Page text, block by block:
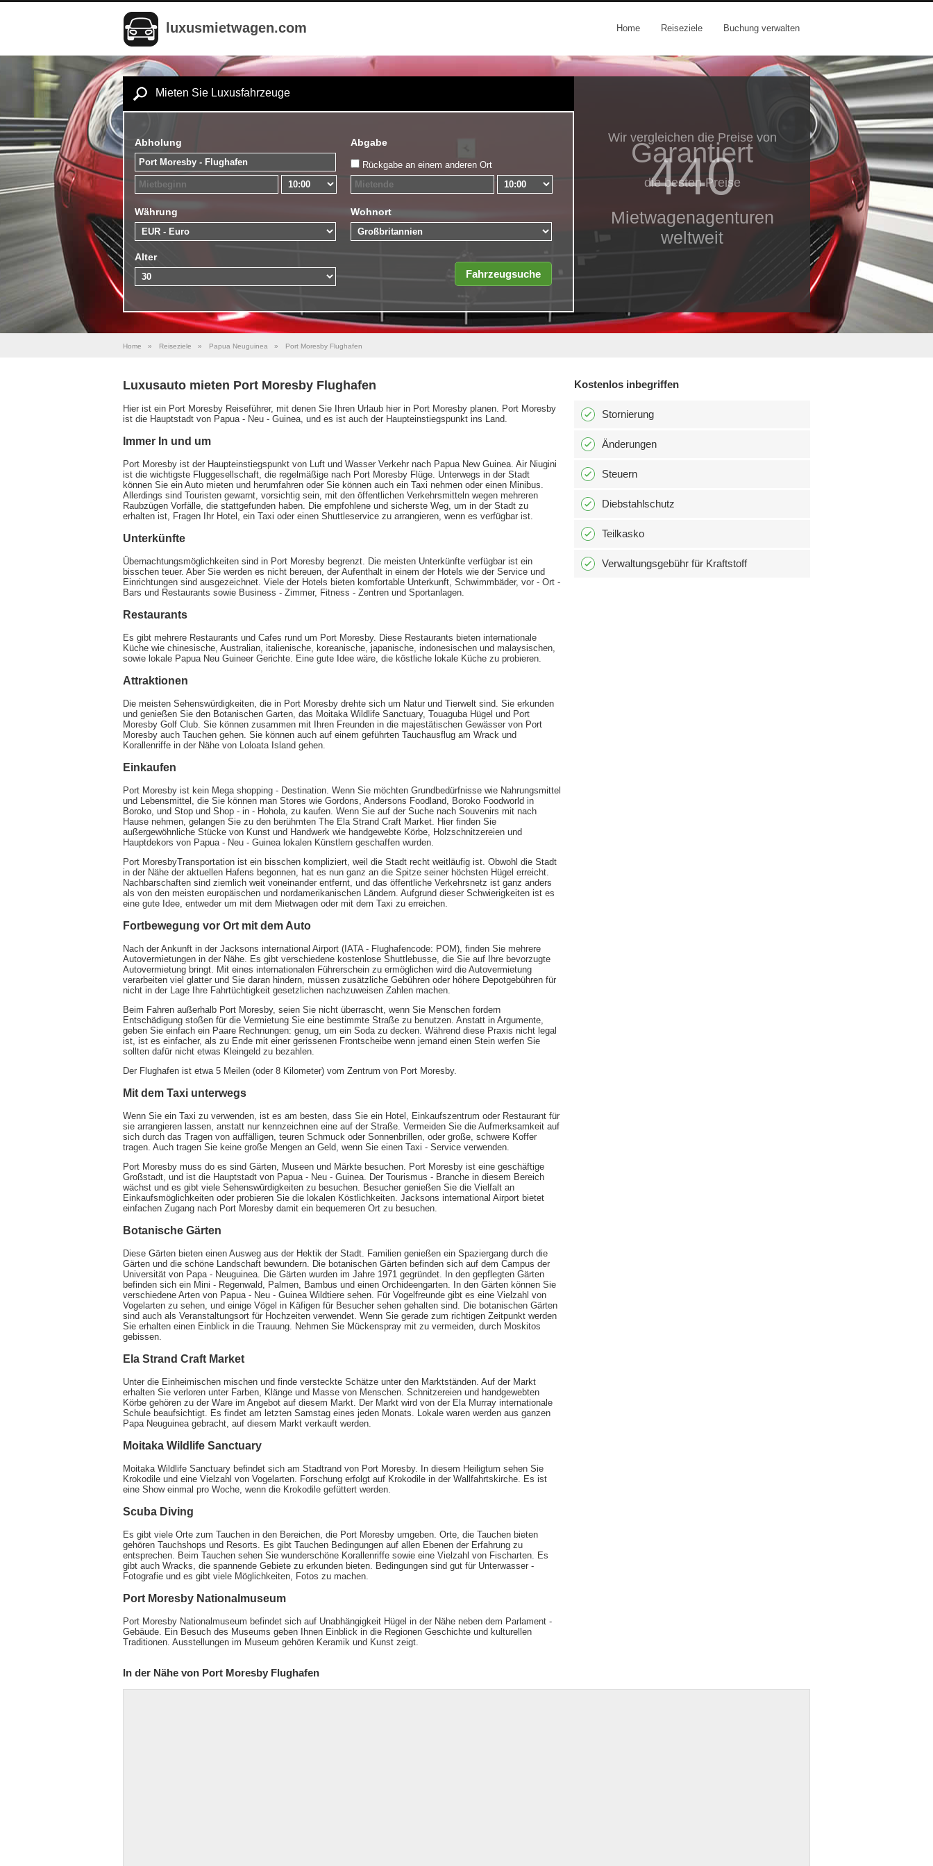
luxusmietwagen.com Home Reiseziele Buchung verwalten
Mieten Sie Luxusfahrzeuge
Abholung Abgabe
Rückgabe an einem anderen Ort
Währung Wohnort
Alter
Wir vergleichen die Preise von
440
Mietwagenagenturen
weltweit
Garantiert
die besten Preise
Home » Reiseziele » Papua Neuguinea » Port Moresby Flughafen
Luxusauto mieten Port Moresby Flughafen
Hier ist ein Port Moresby Reiseführer, mit denen Sie Ihren Urlaub hier in Port Moresby planen. Port Moresby
ist die Hauptstadt von Papua - Neu - Guinea, und es ist auch der Haupteinstiegspunkt ins Land.
Immer In und um
Port Moresby ist der Haupteinstiegspunkt von Luft und Wasser Verkehr nach Papua New Guinea. Air Niugini
ist die wichtigste Fluggesellschaft, die regelmäßige nach Port Moresby Flüge. Unterwegs in der Stadt
können Sie ein Auto mieten und herumfahren oder Sie können auch ein Taxi nehmen oder einen Minibus.
Allerdings sind Touristen gewarnt, vorsichtig sein, mit den öffentlichen Verkehrsmitteln wegen mehreren
Raubzügen Vorfälle, die stattgefunden haben. Die empfohlene und sicherste Weg, um in der Stadt zu
erhalten ist, Fragen Ihr Hotel, ein Taxi oder einen Shuttleservice zu arrangieren, wenn es verfügbar ist.
Unterkünfte
Übernachtungsmöglichkeiten sind in Port Moresby begrenzt. Die meisten Unterkünfte verfügbar ist ein
bisschen teuer. Aber Sie werden es nicht bereuen, der Aufenthalt in einem der Hotels wie der Service und
Einrichtungen sind ausgezeichnet. Viele der Hotels bieten komfortable Unterkunft, Schwimmbäder, vor - Ort -
Bars und Restaurants sowie Business - Zimmer, Fitness - Zentren und Sportanlagen.
Restaurants
Es gibt mehrere Restaurants und Cafes rund um Port Moresby. Diese Restaurants bieten internationale
Küche wie chinesische, Australian, italienische, koreanische, japanische, indonesischen und malaysischen,
sowie lokale Papua Neu Guineer Gerichte. Eine gute Idee wäre, die köstliche lokale Küche zu probieren.
Attraktionen
Die meisten Sehenswürdigkeiten, die in Port Moresby drehte sich um Natur und Tierwelt sind. Sie erkunden
und genießen Sie den Botanischen Garten, das Moitaka Wildlife Sanctuary, Touaguba Hügel und Port
Moresby Golf Club. Sie können zusammen mit Ihren Freunden in die majestätischen Gewässer von Port
Moresby auch Tauchen gehen. Sie können auch auf einem geführten Tauchausflug am Wrack und
Korallenriffe in der Nähe von Loloata Island gehen.
Einkaufen
Port Moresby ist kein Mega shopping - Destination. Wenn Sie möchten Grundbedürfnisse wie Nahrungsmittel
und Lebensmittel, die Sie können man Stores wie Gordons, Andersons Foodland, Boroko Foodworld in
Boroko, und Stop und Shop - in - Hohola, zu kaufen. Wenn Sie auf der Suche nach Souvenirs mit nach
Hause nehmen, gelangen Sie zu den berühmten The Ela Strand Craft Market. Hier finden Sie
außergewöhnliche Stücke von Kunst und Handwerk wie handgewebte Körbe, Holzschnitzereien und
Hauptdekors von Papua - Neu - Guinea lokalen Künstlern geschaffen wurden.
Port MoresbyTransportation ist ein bisschen kompliziert, weil die Stadt recht weitläufig ist. Obwohl die Stadt
in der Nähe der aktuellen Hafens begonnen, hat es nun ganz an die Spitze seiner höchsten Hügel erreicht.
Nachbarschaften sind ziemlich weit voneinander entfernt, und das öffentliche Verkehrsnetz ist ganz anders
als von den meisten europäischen und nordamerikanischen Ländern. Aufgrund dieser Schwierigkeiten ist es
eine gute Idee, entweder um mit dem Mietwagen oder mit dem Taxi zu erreichen.
Fortbewegung vor Ort mit dem Auto
Nach der Ankunft in der Jacksons international Airport (IATA - Flughafencode: POM), finden Sie mehrere
Autovermietungen in der Nähe. Es gibt verschiedene kostenlose Shuttlebusse, die Sie auf Ihre bevorzugte
Autovermietung bringt. Mit eines internationalen Führerschein zu ermöglichen wird die Autovermietung
verarbeiten viel glatter und Sie daran hindern, müssen zusätzliche Gebühren oder höhere Depotgebühren für
nicht in der Lage Ihre Fahrtüchtigkeit gesetzlichen nachzuweisen Zahlen machen.
Beim Fahren außerhalb Port Moresby, seien Sie nicht überrascht, wenn Sie Menschen fordern
Entschädigung stoßen für die Vermietung Sie eine bestimmte Straße zu benutzen. Anstatt in Argumente,
geben Sie einfach ein Paare Rechnungen: genug, um ein Soda zu decken. Während diese Praxis nicht legal
ist, ist es einfacher, als zu Ende mit einer gerissenen Frontscheibe wenn jemand einen Stein werfen Sie
sollten dafür nicht etwas Kleingeld zu bezahlen.
Der Flughafen ist etwa 5 Meilen (oder 8 Kilometer) vom Zentrum von Port Moresby.
Mit dem Taxi unterwegs
Wenn Sie ein Taxi zu verwenden, ist es am besten, dass Sie ein Hotel, Einkaufszentrum oder Restaurant für
sie arrangieren lassen, anstatt nur kennzeichnen eine auf der Straße. Vermeiden Sie die Aufmerksamkeit auf
sich durch das Tragen von auffälligen, teuren Schmuck oder Sonnenbrillen, oder große, schwere Koffer
tragen. Auch tragen Sie keine große Mengen an Geld, wenn Sie einen Taxi - Service verwenden.
Port Moresby muss do es sind Gärten, Museen und Märkte besuchen. Port Moresby ist eine geschäftige
Großstadt, und ist die Hauptstadt von Papua - Neu - Guinea. Der Tourismus - Branche in diesem Bereich
wächst und es gibt viele Sehenswürdigkeiten zu besuchen. Besucher genießen Sie die Vielfalt an
Einkaufsmöglichkeiten oder probieren Sie die lokalen Köstlichkeiten. Jacksons international Airport bietet
einfachen Zugang nach Port Moresby damit ein bequemeren Ort zu besuchen.
Botanische Gärten
Diese Gärten bieten einen Ausweg aus der Hektik der Stadt. Familien genießen ein Spaziergang durch die
Gärten und die schöne Landschaft bewundern. Die botanischen Gärten befinden sich auf dem Campus der
Universität von Papa - Neuguinea. Die Gärten wurden im Jahre 1971 gegründet. In den gepflegten Gärten
befinden sich ein Mini - Regenwald, Palmen, Bambus und einen Orchideengarten. In den Gärten können Sie
verschiedene Arten von Papua - Neu - Guinea Wildtiere sehen. Für Vogelfreunde gibt es eine Vielzahl von
Vogelarten zu sehen, und einige Vögel in Käfigen für Besucher sehen gehalten sind. Die botanischen Gärten
sind auch als Veranstaltungsort für Hochzeiten verwendet. Wenn Sie gerade zum richtigen Zeitpunkt werden
Sie erhalten einen Einblick in die Trauung. Nehmen Sie Mückenspray mit zu vermeiden, durch Moskitos
gebissen.
Ela Strand Craft Market
Unter die Einheimischen mischen und finde versteckte Schätze unter den Marktständen. Auf der Markt
erhalten Sie verloren unter Farben, Klänge und Masse von Menschen. Schnitzereien und handgewebten
Körbe gehören zu der Ware im Angebot auf diesem Markt. Der Markt wird von der Ela Murray internationale
Schule beaufsichtigt. Es findet am letzten Samstag eines jeden Monats. Lokale waren werden aus ganzen
Papa Neuguinea gebracht, auf diesem Markt verkauft werden.
Moitaka Wildlife Sanctuary
Moitaka Wildlife Sanctuary befindet sich am Stadtrand von Port Moresby. In diesem Heiligtum sehen Sie
Krokodile und eine Vielzahl von Vogelarten. Forschung erfolgt auf Krokodile in der Wallfahrtskirche. Es ist
eine Show einmal pro Woche, wenn die Krokodile gefüttert werden.
Scuba Diving
Es gibt viele Orte zum Tauchen in den Bereichen, die Port Moresby umgeben. Orte, die Tauchen bieten
gehören Tauchshops und Resorts. Es gibt Tauchen Bedingungen auf allen Ebenen der Erfahrung zu
entsprechen. Beim Tauchen sehen Sie wunderschöne Korallenriffe sowie eine Vielzahl von Fischarten. Es
gibt auch Wracks, die spannende Gebiete zu erkunden bieten. Bedingungen sind gut für Unterwasser -
Fotografie und es gibt viele Möglichkeiten, Fotos zu machen.
Port Moresby Nationalmuseum
Port Moresby Nationalmuseum befindet sich auf Unabhängigkeit Hügel in der Nähe neben dem Parlament -
Gebäude. Ein Besuch des Museums geben Ihnen Einblick in die Regionen Geschichte und kulturellen
Traditionen. Ausstellungen im Museum gehören Keramik und Kunst zeigt.
Kostenlos inbegriffen
Stornierung
Änderungen
Steuern
Diebstahlschutz
Teilkasko
Verwaltungsgebühr für Kraftstoff
In der Nähe von Port Moresby Flughafen